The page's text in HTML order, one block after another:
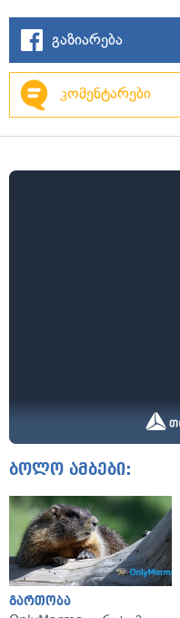
გაზიარება
კომენტარები
ბოლო ამბები:
გართობა